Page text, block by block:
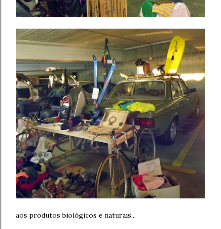
aos produtos biológicos e naturais...